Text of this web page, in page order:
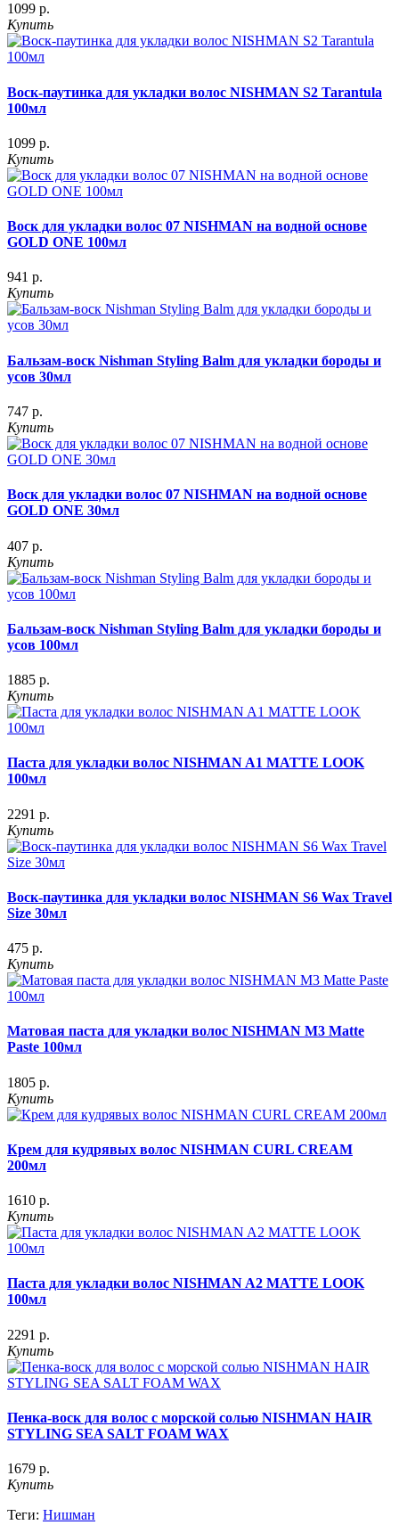
1099 р.
Купить
Воск-паутинка для укладки волос NISHMAN S2 Tarantula
100мл
1099 р.
Купить
Воск для укладки волос 07 NISHMAN на водной основе
GOLD ONE 100мл
941 р.
Купить
Бальзам-воск Nishman Styling Balm для укладки бороды и
усов 30мл
747 р.
Купить
Воск для укладки волос 07 NISHMAN на водной основе
GOLD ONE 30мл
407 р.
Купить
Бальзам-воск Nishman Styling Balm для укладки бороды и
усов 100мл
1885 р.
Купить
Паста для укладки волос NISHMAN A1 MATTE LOOK
100мл
2291 р.
Купить
Воск-паутинка для укладки волос NISHMAN S6 Wax Travel
Size 30мл
475 р.
Купить
Матовая паста для укладки волос NISHMAN M3 Matte
Paste 100мл
1805 р.
Купить
Крем для кудрявых волос NISHMAN CURL CREAM
200мл
1610 р.
Купить
Паста для укладки волос NISHMAN A2 MATTE LOOK
100мл
2291 р.
Купить
Пенка-воск для волос с морской солью NISHMAN HAIR
STYLING SEA SALT FOAM WAX
1679 р.
Купить
Теги: Нишман